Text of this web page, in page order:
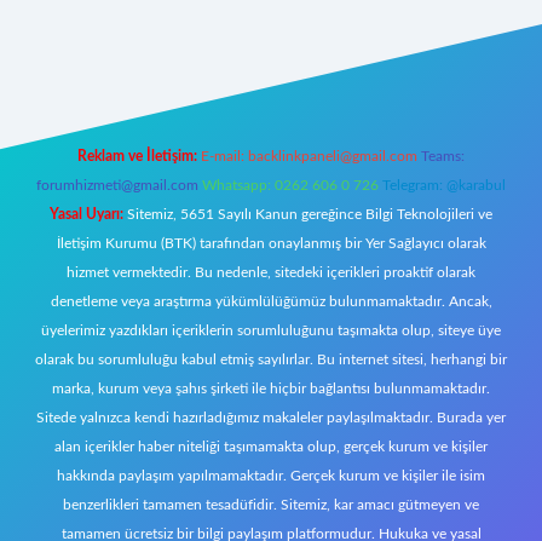
Reklam ve İletişim: E-mail: backlinkpaneli@gmail.com Teams:
forumhizmeti@gmail.com Whatsapp: 0262 606 0 726 Telegram: @karabul
Yasal Uyarı: Sitemiz, 5651 Sayılı Kanun gereğince Bilgi Teknolojileri ve
İletişim Kurumu (BTK) tarafından onaylanmış bir Yer Sağlayıcı olarak
hizmet vermektedir. Bu nedenle, sitedeki içerikleri proaktif olarak
denetleme veya araştırma yükümlülüğümüz bulunmamaktadır. Ancak,
üyelerimiz yazdıkları içeriklerin sorumluluğunu taşımakta olup, siteye üye
olarak bu sorumluluğu kabul etmiş sayılırlar. Bu internet sitesi, herhangi bir
marka, kurum veya şahıs şirketi ile hiçbir bağlantısı bulunmamaktadır.
Sitede yalnızca kendi hazırladığımız makaleler paylaşılmaktadır. Burada yer
alan içerikler haber niteliği taşımamakta olup, gerçek kurum ve kişiler
hakkında paylaşım yapılmamaktadır. Gerçek kurum ve kişiler ile isim
benzerlikleri tamamen tesadüfidir. Sitemiz, kar amacı gütmeyen ve
tamamen ücretsiz bir bilgi paylaşım platformudur. Hukuka ve yasal